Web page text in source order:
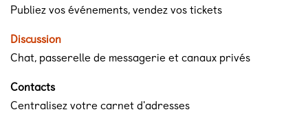
Publiez vos événements, vendez vos tickets
Discussion
Chat, passerelle de messagerie et canaux privés
Contacts
Centralisez votre carnet d'adresses